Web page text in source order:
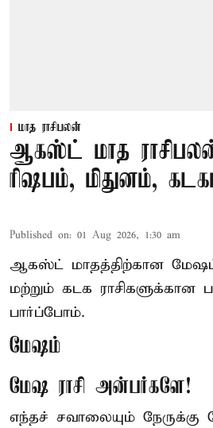
மாத ராசிபலன்
ஆகஸ்ட் மாத
ரிஷபம், மிதுனம்,
Published on: 01 Aug 2026, 1:30 am
ஆகஸ்ட் மாதத்திற்கான
மற்றும் கடக
பார்ப்போம்.
மேஷம்
மேஷ ராசி அன்பர்களே!
எந்தச் சவாலையும் நேருக்கு